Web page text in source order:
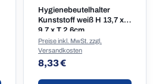
Hygienebeutelhalter
Kunststoff weiß H 13,7 x B
9,7 x T 2,6cm
Regulärer Preis:
8,33 €
Preise inkl. MwSt. zzgl.
Versandkosten